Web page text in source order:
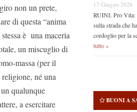
non un prete,
di questa “anima
è una maceria
un miscuglio di
massa (per il
né una
qualunque
a esercitare
17 Giugno 2026
RUINI. Pro Vita:
sulla strada che
cordoglio per la
tutto »
BUONI A